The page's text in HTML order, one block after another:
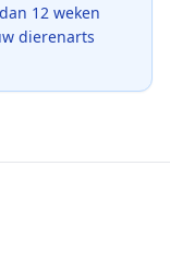
12 weken
dierenarts